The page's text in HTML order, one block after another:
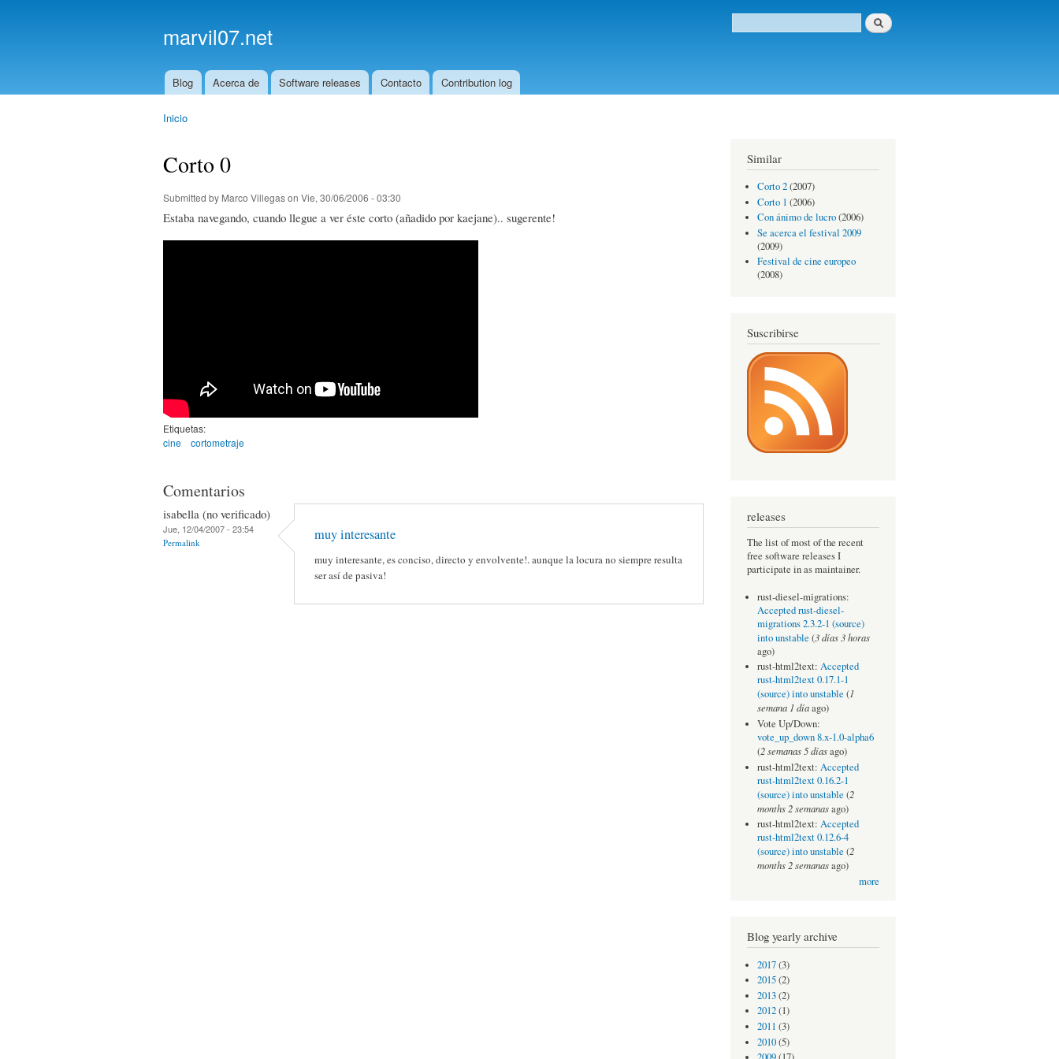
marvil07.net Formulario de búsqueda
Buscar
Main menu
Blog Acerca de Software releases Contacto Contribution log
Inicio
Corto 0
Submitted by Marco Villegason Vie, 30/06/2006 - 03:30
Estaba navegando, cuando llegue a ver éste corto (añadido por kaejane).. sugerente!
Etiquetas:
cine
cortometraje
Comentarios
isabella (no verificado)
Jue, 12/04/2007 - 23:54
Permalink muy interesante
muy interesante, es conciso, directo y envolvente!. aunque la locura no siempre resulta
ser así de pasiva!
Similar
Corto 2(2007)
Corto 1 (2006)
Con ánimo de lucro(2006)
Se acerca el festival 2009
(2009)
Festival de cine europeo
(2008)
Suscribirse
releases
The list of most of the recent
free software releases I
participate in as maintainer.
rust-diesel-migrations:
Accepted rust-diesel-
migrations 2.3.2-1 (source)
into unstable (3 días 3 horas
ago)
rust-html2text: Accepted
rust-html2text 0.17.1-1
(source) into unstable (1
semana 1 díaago)
Vote Up/Down:
vote_up_down 8.x-1.0-alpha6
(2 semanas 5 díasago)
rust-html2text: Accepted
rust-html2text 0.16.2-1
(source) into unstable (2
months 2 semanasago)
rust-html2text: Accepted
rust-html2text 0.12.6-4
(source) into unstable (2
months 2 semanasago)
more
Blog yearly archive
2017(3)
2015(2)
2013(2)
2012(1)
2011 (3)
2010(5)